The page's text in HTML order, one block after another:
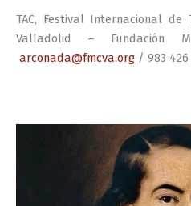
TAC, Festival Internacional
Valladolid – Fundación
arconada@fmcva.org / 983 426